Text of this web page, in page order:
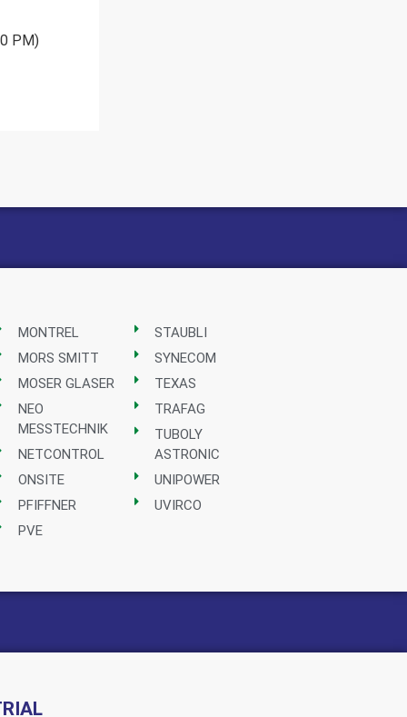
PM)
MONTREL
MORS SMITT
MOSER GLASER
NEO
MESSTECHNIK
NETCONTROL
ONSITE
PFIFFNER
PVE
STAUBLI
SYNECOM
TEXAS
TRAFAG
TUBOLY
ASTRONIC
UNIPOWER
UVIRCO